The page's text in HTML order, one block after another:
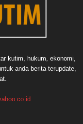
kutim, hukum, ekonomi,
anda berita terupdate,